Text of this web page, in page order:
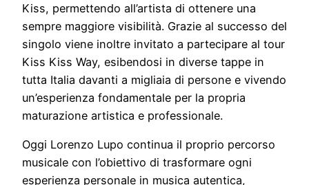
Kiss, permettendo all’artista di ottenere una
sempre maggiore visibilità. Grazie al successo del
singolo viene inoltre invitato a partecipare al tour
Kiss Kiss Way, esibendosi in diverse tappe in
tutta Italia davanti a migliaia di persone e vivendo
un’esperienza fondamentale per la propria
maturazione artistica e professionale.
Oggi Lorenzo Lupo continua il proprio percorso
musicale con l’obiettivo di trasformare ogni
esperienza personale in musica autentica,